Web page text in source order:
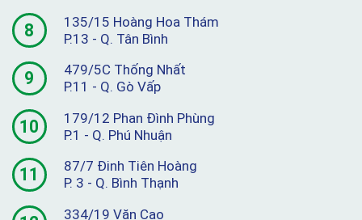
8
135/15 Hoàng Hoa Thám
P.13 - Q. Tân Bình
9
479/5C Thống Nhất
P.11 - Q. Gò Vấp
10
179/12 Phan Đình Phùng
P.1 - Q. Phú Nhuận
11
87/7 Đinh Tiên Hoàng
P. 3 - Q. Bình Thạnh
334/19 Văn Cao